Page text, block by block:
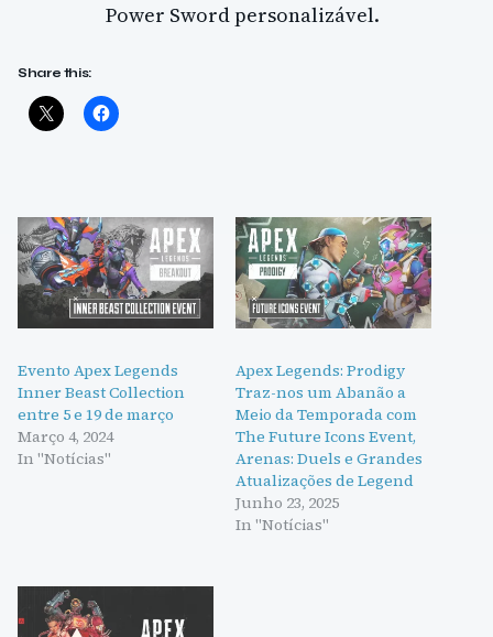
Power Sword personalizável.
Share this:
Evento Apex Legends
Inner Beast Collection
entre 5 e 19 de março
Março 4, 2024
In "Notícias"
Apex Legends: Prodigy
Traz-nos um Abanão a
Meio da Temporada com
The Future Icons Event,
Arenas: Duels e Grandes
Atualizações de Legend
Junho 23, 2025
In "Notícias"